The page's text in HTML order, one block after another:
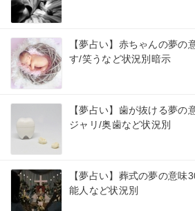
【夢占い】赤ちゃんの夢の
す/笑うなど状況別暗示
【夢占い】歯が抜ける夢の
ジャリ/奥歯など状況別
【夢占い】葬式の夢の意味
能人など状況別